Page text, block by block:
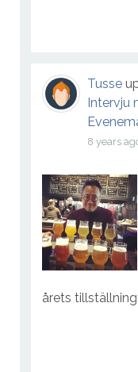
Tusse
Intervju
8 years
årets